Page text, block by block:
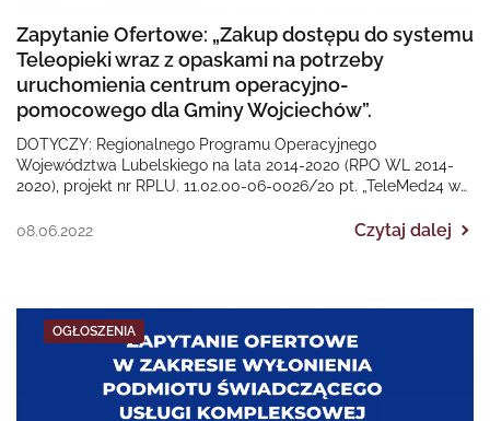
Zapytanie Ofertowe: „Zakup dostępu do systemu
Teleopieki wraz z opaskami na potrzeby
uruchomienia centrum operacyjno-
pomocowego dla Gminy Wojciechów”.
DOTYCZY: Regionalnego Programu Operacyjnego
Województwa Lubelskiego na lata 2014-2020 (RPO WL 2014-
2020), projekt nr RPLU. 11.02.00-06-0026/20 pt. „TeleMed24 w
08.06.2022
Czytaj dalej
OGŁOSZENIA